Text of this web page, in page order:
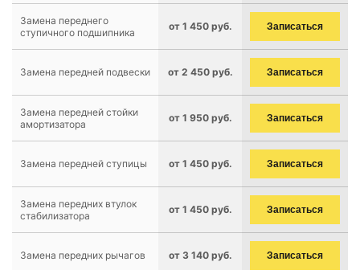
Замена переднего
ступичного подшипника
от 1 450 руб. Записаться
Замена передней подвески от 2 450 руб. Записаться
Замена передней стойки
амортизатора
от 1 950 руб. Записаться
Замена передней ступицы от 1 450 руб. Записаться
Замена передних втулок
стабилизатора
от 1 450 руб. Записаться
Замена передних рычагов от 3 140 руб. Записаться